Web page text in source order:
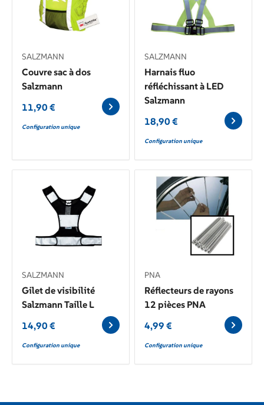
SALZMANN
Couvre sac à dos
Salzmann
11,90 €
Configuration unique
SALZMANN
Harnais fluo
réfléchissant à LED
Salzmann
18,90 €
Configuration unique
SALZMANN
Gilet de visibilité
Salzmann Taille L
14,90 €
Configuration unique
PNA
Réflecteurs de rayons
12 pièces PNA
4,99 €
Configuration unique